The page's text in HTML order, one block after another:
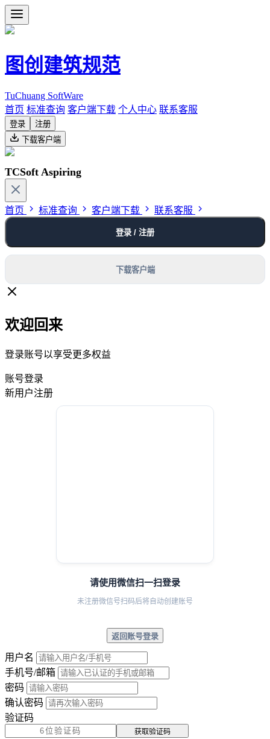
图创建筑规范
TuChuang SoftWare
首页 标准查询 客户端下载 个人中心 联系客服
登录
注册
下载客户端
TCSoft Aspiring
首页 标准查询 客户端下载 联系客服
登录 / 注册
下载客户端
欢迎回来
登录账号以享受更多权益
账号登录
新用户注册
请使用微信扫一扫登录
未注册微信号扫码后将自动创建账号
返回账号登录
用户名
手机号/邮箱
密码
确认密码
验证码
获取验证码